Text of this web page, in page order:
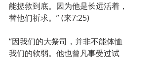
能拯救到底。因为他是长远活着，
替他们祈求。” (来7:25)
“因我们的大祭司，并非不能体恤
我们的软弱。他也曾凡事受过试